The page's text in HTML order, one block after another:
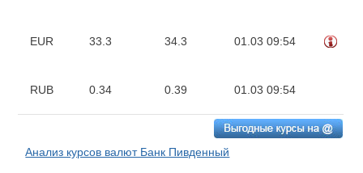
EUR 33.3 34.3 01.03 09:54
RUB 0.34 0.39 01.03 09:54
Анализ курсов валют Банк Пивденный